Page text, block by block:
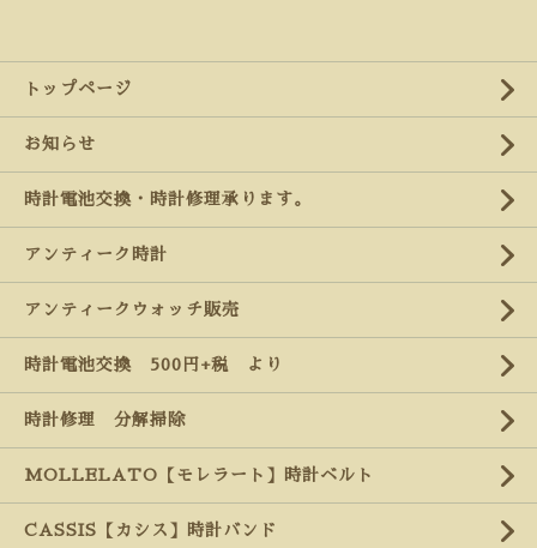
トップページ
お知らせ
時計電池交換・時計修理承ります。
アンティーク時計
アンティークウォッチ販売
時計電池交換 500円+税 より
時計修理 分解掃除
MOLLELATO【モレラート】時計ベルト
CASSIS【カシス】時計バンド